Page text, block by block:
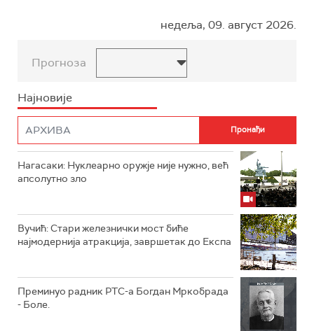
недеља, 09. август 2026.
Прогноза
Најновије
Нагасаки: Нуклеарно оружје није нужно, већ
апсолутно зло
Вучић: Стари железнички мост биће
најмодернија атракција, завршетак до Експа
Преминуо радник РТС-а Богдан Мркобрада
- Боле.